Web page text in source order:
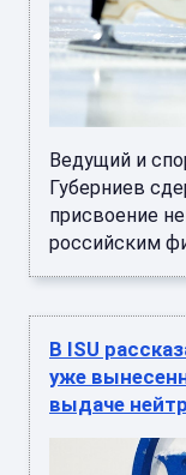
Ведущий и
Губерниев
присвоение
российским
В ISU
уже
выдаче